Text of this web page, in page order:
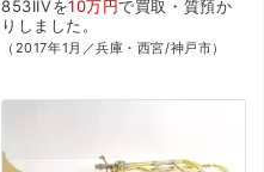
853IIVを10万円で買取・質預か
り しました。
（2017年1月／兵庫・西宮/神戸市）